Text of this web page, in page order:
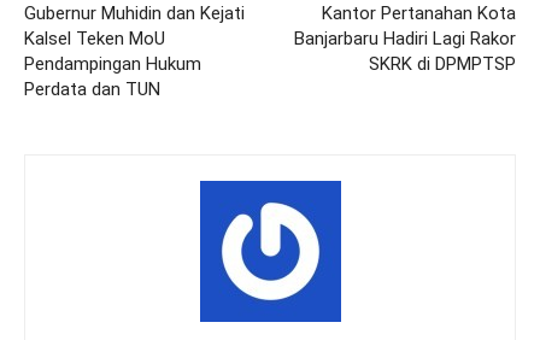
Gubernur Muhidin dan Kejati
Kalsel Teken MoU
Pendampingan Hukum
Perdata dan TUN
Kantor Pertanahan Kota
Banjarbaru Hadiri Lagi Rakor
SKRK di DPMPTSP